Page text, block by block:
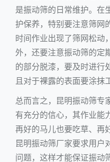
是振动筛的日常维护。在
护保养，特别要注意筛网
时间作业出现了筛网松动
外，还要注意振动筛的定
的部分脱漆，要及时进行
且对于裸露的表面要涂抹
总而言之，昆明振动筛专
有充分的信心，其作业能
再好的马儿也要吃草、再
昆明振动筛厂家要求用户
问题，这样才能保证振动